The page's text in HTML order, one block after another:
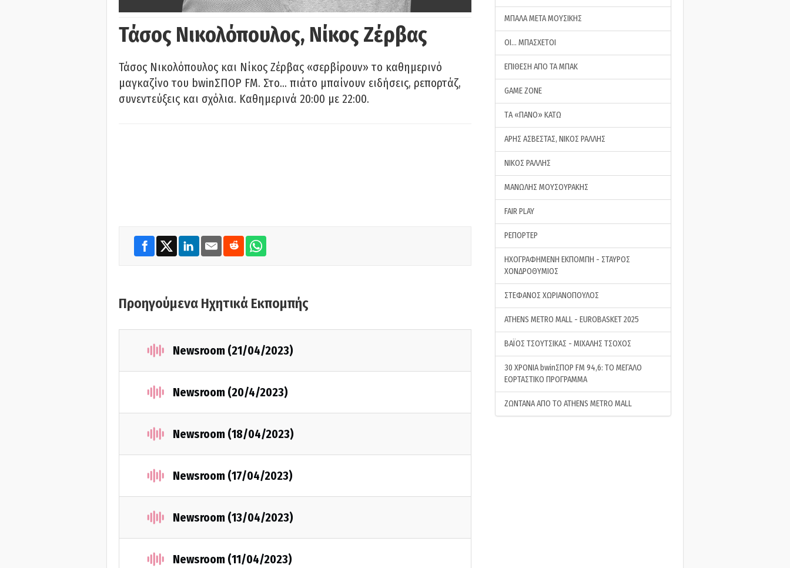
Τάσος Νικολόπουλος, Νίκος Ζέρβας
Τάσος Νικολόπουλος και Νίκος Ζέρβας «σερβίρουν» το καθημερινό
μαγκαζίνο του bwinΣΠΟΡ FM. Στο… πιάτο μπαίνουν ειδήσεις, ρεπορτάζ,
συνεντεύξεις και σχόλια. Καθημερινά 20:00 με 22:00.
Προηγούμενα Ηχητικά Εκπομπής
Newsroom (21/04/2023)
Newsroom (20/4/2023)
Newsroom (18/04/2023)
Newsroom (17/04/2023)
Newsroom (13/04/2023)
Newsroom (11/04/2023)
ΜΠΑΛΑ ΜΕΤΑ ΜΟΥΣΙΚΗΣ
ΟΙ… ΜΠΑΣΧΕΤΟΙ
ΕΠΙΘΕΣΗ ΑΠΟ ΤΑ ΜΠΑΚ
GAME ZONE
ΤA «ΠΑΝΟ» ΚΑΤΩ
ΑΡΗΣ ΑΣΒΕΣΤΑΣ, ΝΙΚΟΣ ΡΑΛΛΗΣ
ΝΙΚΟΣ ΡΑΛΛΗΣ
ΜΑΝΩΛΗΣ ΜΟΥΣΟΥΡΑΚΗΣ
FAIR PLAY
ΡΕΠΟΡΤΕΡ
ΗΧΟΓΡΑΦΗΜΕΝΗ ΕΚΠΟΜΠΗ - ΣΤΑΥΡΟΣ
ΧΟΝΔΡΟΘΥΜΙΟΣ
ΣΤΕΦΑΝΟΣ ΧΩΡΙΑΝΟΠΟΥΛΟΣ
ATHENS METRO MALL - EUROBASKET 2025
ΒΑΪΟΣ ΤΣΟΥΤΣΙΚΑΣ - ΜΙΧΑΛΗΣ ΤΣΟΧΟΣ
30 ΧΡΟΝΙΑ bwinΣΠΟΡ FM 94,6: ΤΟ ΜΕΓΑΛΟ
ΕΟΡΤΑΣΤΙΚΟ ΠΡΟΓΡΑΜΜΑ
ΖΩΝΤΑΝΑ ΑΠΟ ΤΟ ATHENS METRO MALL